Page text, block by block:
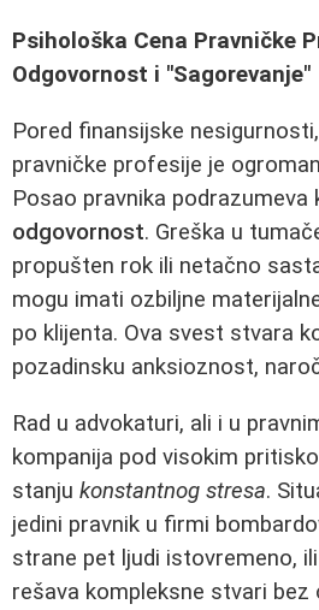
Psihološka Cena Pravničke
Odgovornost i "Sagorevanje"
Pored finansijske
pravničke profesije je
Posao pravnika podrazumeva
odgovornost. Greška u
propušten rok ili netačno
mogu imati ozbiljne
po klijenta. Ova svest stvara
pozadinsku anksioznost,
Rad u advokaturi, ali i u
kompanija pod visokim
stanju konstantnog stresa.
jedini pravnik u firmi
strane pet ljudi istovremeno,
rešava kompleksne stvari bez